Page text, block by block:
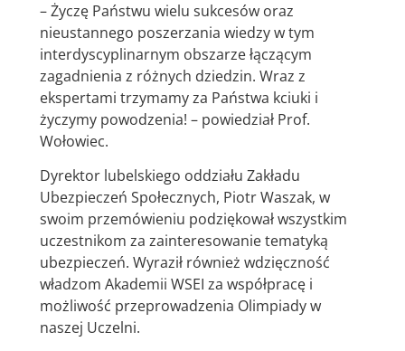
– Życzę Państwu wielu sukcesów oraz
nieustannego poszerzania wiedzy w tym
interdyscyplinarnym obszarze łączącym
zagadnienia z różnych dziedzin. Wraz z
ekspertami trzymamy za Państwa kciuki i
życzymy powodzenia! – powiedział Prof.
Wołowiec.
Dyrektor lubelskiego oddziału Zakładu
Ubezpieczeń Społecznych, Piotr Waszak, w
swoim przemówieniu podziękował wszystkim
uczestnikom za zainteresowanie tematyką
ubezpieczeń. Wyraził również wdzięczność
władzom Akademii WSEI za współpracę i
możliwość przeprowadzenia Olimpiady w
naszej Uczelni.